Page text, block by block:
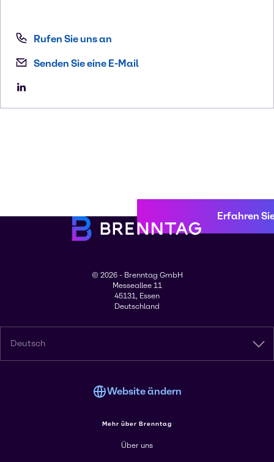
Rufen Sie uns an
Senden Sie eine E-Mail
Erfahren
© 2026 - Brenntag GmbH
Messeallee 11
45131, Essen
Deutschland
Deutsch
Website ändern
Mehr über Brenntag
Über uns